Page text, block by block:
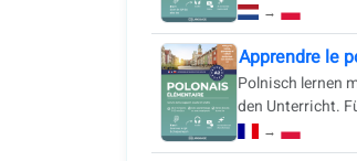
→
Apprendre le
Polnisch lernen
den Unterricht.
→